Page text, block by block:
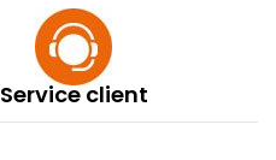
Service client